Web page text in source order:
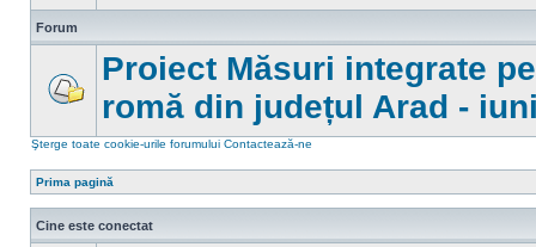
Forum
mesaje
necitite
Proiect Măsuri integrate
romă din județul Arad -
Şterge toate cookie-urile forumului Contactează-ne
Prima pagină
Cine este conectat